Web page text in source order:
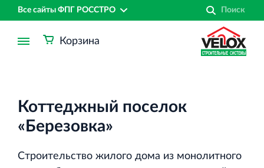
Все сайты ФПГ РОССТРО
Корзина
Коттеджный поселок
«Березовка»
Строительство жилого дома из монолитного